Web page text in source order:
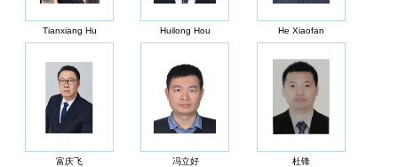
Tianxiang Hu Huilong Hou He Xiaofan
富庆飞 冯立好 杜锋